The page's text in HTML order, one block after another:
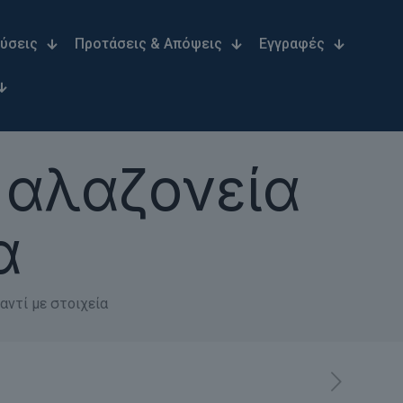
Προτάσεις & Απόψεις Εγγραφές
με στοιχεία